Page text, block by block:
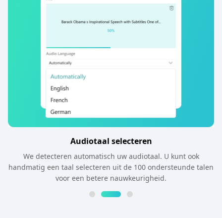
Audiotaal selecteren
We detecteren automatisch uw audiotaal. U kunt ook
handmatig een taal selecteren uit de 100 ondersteunde talen
voor een betere nauwkeurigheid.